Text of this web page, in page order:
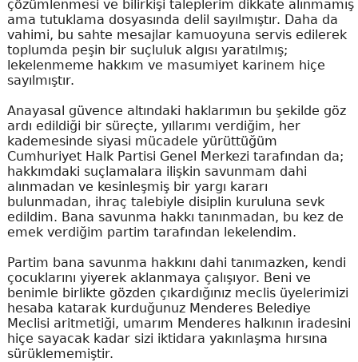
çözümlenmesi ve bilirkişi taleplerim dikkate alınmamış
ama tutuklama dosyasında delil sayılmıştır. Daha da
vahimi, bu sahte mesajlar kamuoyuna servis edilerek
toplumda peşin bir suçluluk algısı yaratılmış;
lekelenmeme hakkım ve masumiyet karinem hiçe
sayılmıştır.
Anayasal güvence altındaki haklarımın bu şekilde göz
ardı edildiği bir süreçte, yıllarımı verdiğim, her
kademesinde siyasi mücadele yürüttüğüm
Cumhuriyet Halk Partisi Genel Merkezi tarafından da;
hakkımdaki suçlamalara ilişkin savunmam dahi
alınmadan ve kesinleşmiş bir yargı kararı
bulunmadan, ihraç talebiyle disiplin kuruluna sevk
edildim. Bana savunma hakkı tanınmadan, bu kez de
emek verdiğim partim tarafından lekelendim.
Partim bana savunma hakkını dahi tanımazken, kendi
çocuklarını yiyerek aklanmaya çalışıyor. Beni ve
benimle birlikte gözden çıkardığınız meclis üyelerimizi
hesaba katarak kurduğunuz Menderes Belediye
Meclisi aritmetiği, umarım Menderes halkının iradesini
hiçe sayacak kadar sizi iktidara yakınlaşma hırsına
sürüklememiştir.